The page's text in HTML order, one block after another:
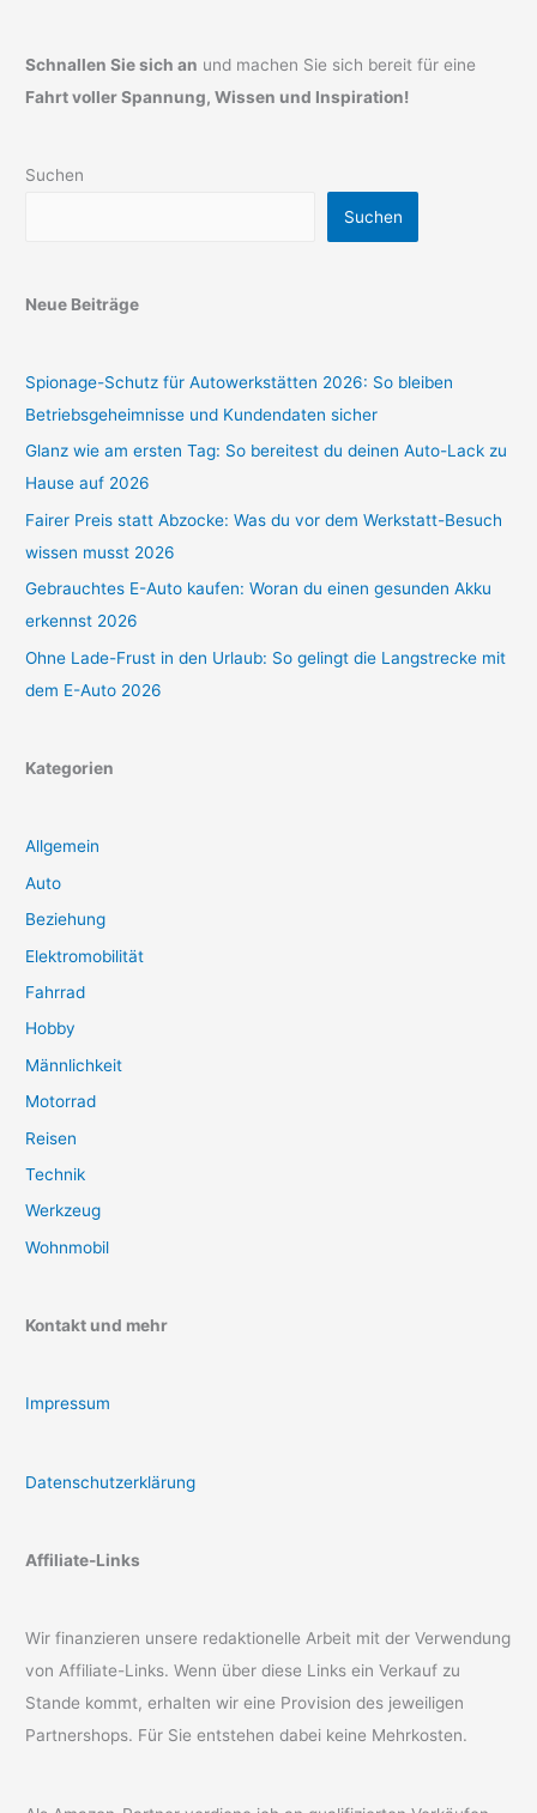
Schnallen Sie sich an und machen Sie sich bereit für eine
Fahrt voller Spannung, Wissen und Inspiration!
Suchen
Suchen
Neue Beiträge
Spionage-Schutz für Autowerkstätten 2026: So bleiben
Betriebsgeheimnisse und Kundendaten sicher
Glanz wie am ersten Tag: So bereitest du deinen Auto-Lack zu
Hause auf 2026
Fairer Preis statt Abzocke: Was du vor dem Werkstatt-Besuch
wissen musst 2026
Gebrauchtes E-Auto kaufen: Woran du einen gesunden Akku
erkennst 2026
Ohne Lade-Frust in den Urlaub: So gelingt die Langstrecke mit
dem E-Auto 2026
Kategorien
Allgemein
Auto
Beziehung
Elektromobilität
Fahrrad
Hobby
Männlichkeit
Motorrad
Reisen
Technik
Werkzeug
Wohnmobil
Kontakt und mehr
Impressum
Datenschutzerklärung
Affiliate-Links
Wir finanzieren unsere redaktionelle Arbeit mit der Verwendung
von Affiliate-Links. Wenn über diese Links ein Verkauf zu
Stande kommt, erhalten wir eine Provision des jeweiligen
Partnershops. Für Sie entstehen dabei keine Mehrkosten.